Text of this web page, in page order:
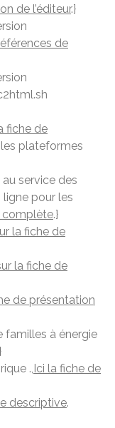
de l’éditeur.}
de
fiche de
les plateformes
au service des
pour les
complète.}
la fiche de
la fiche de
de présentation
familles à énergie
., Ici la fiche de
descriptive.